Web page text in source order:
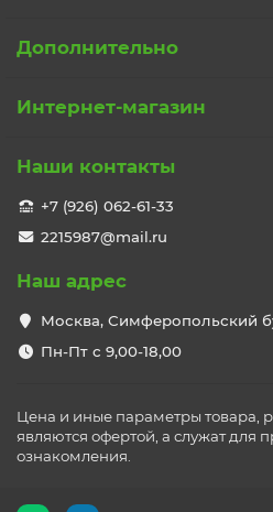
Дополнительно
Интернет-магазин
Наши контакты
+7 (926) 062-61-33
2215987@mail.ru
Наш адрес
Москва, Симферопольский
Пн-Пт с 9,00-18,00
Цена и иные параметры товара,
являются офертой, а служат для
ознакомления.